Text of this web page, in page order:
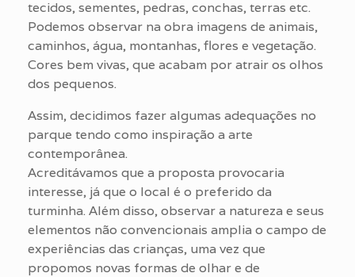
tecidos, sementes, pedras, conchas, terras etc.
Podemos observar na obra imagens de animais,
caminhos, água, montanhas, flores e vegetação.
Cores bem vivas, que acabam por atrair os olhos
dos pequenos.
Assim, decidimos fazer algumas adequações no
parque tendo como inspiração a arte
contemporânea.
Acreditávamos que a proposta provocaria
interesse, já que o local é o preferido da
turminha. Além disso, observar a natureza e seus
elementos não convencionais amplia o campo de
experiências das crianças, uma vez que
propomos novas formas de olhar e de